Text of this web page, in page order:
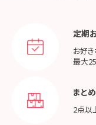
定期
お好
最大
まと
2点以